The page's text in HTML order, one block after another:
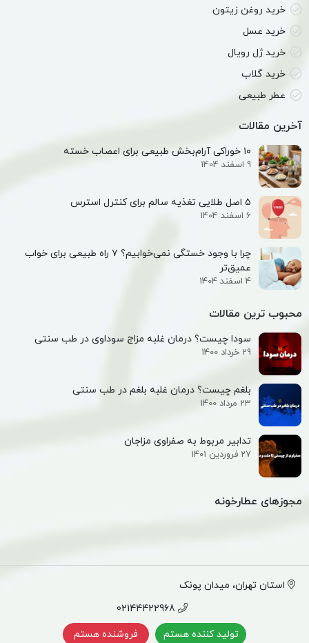
خرید روغن زیتون
خرید عسل
خرید ژل رویال
خرید گلاب
عطر طبیعی
آخرین مقالات
۱۰ خوراکی آرام‌بخش طبیعی برای اعصاب خسته
9 اسفند 1404
۵ اصل طلایی تغذیه سالم برای کنترل استرس
6 اسفند 1404
چرا با وجود خستگی نمی‌خوابیم؟ ۷ راه طبیعی برای خواب
عمیق‌تر
4 اسفند 1404
محبوب ترین مقالات
سودا چیست؟ درمان غلبه مزاج سوداوی در طب سنتی
29 خرداد 1400
بلغم چیست؟ درمان غلبه بلغم در طب سنتی
23 مرداد 1400
تدابیر مربوط به صفراوی مزاجان
27 فروردین 1401
مجوزهای عطارخونه
استان تهران، میدان پونک
02144422968
تولید کننده هستم
فروشنده هستم